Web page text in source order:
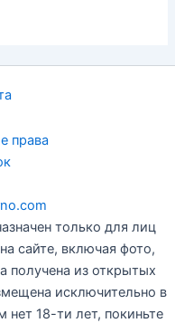
права
только для лиц
сайте, включая фото,
получена из открытых
исключительно в
нет 18-ти лет, покиньте